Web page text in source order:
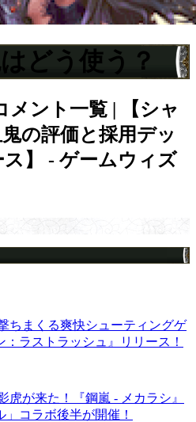
どう使う？
メント一覧 | 【シャ
の評価と採用デッ
】 - ゲームウィズ
ちまくる爽快シューティングゲ
ラストラッシュ』リリース！
虎が来た！『鋼嵐 - メカラシ』
コラボ後半が開催！